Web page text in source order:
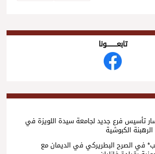
تابعــــــــــونا
تأسيس فرع جديد لجامعة سيدة اللويزة في
الكبوشية
في الصرح البطريركي في الديمان مع